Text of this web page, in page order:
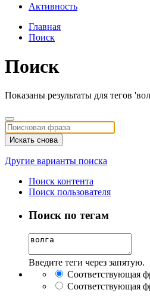
Активность
Главная
Поиск
Поиск
Показаны результаты для тегов
Искать снова
Другие варианты поиска
Поиск контента
Поиск пользователя
Поиск по тегам
Введите теги через запятую.
Соответствующая
Соответствующая